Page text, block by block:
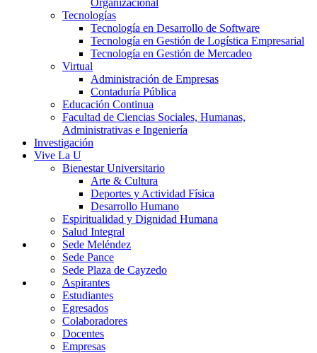
Organizacional
Tecnologías
Tecnología en Desarrollo de Software
Tecnología en Gestión de Logística Empresarial
Tecnología en Gestión de Mercadeo
Virtual
Administración de Empresas
Contaduría Pública
Educación Continua
Facultad de Ciencias Sociales, Humanas,
Administrativas e Ingeniería
Investigación
Vive La U
Bienestar Universitario
Arte & Cultura
Deportes y Actividad Física
Desarrollo Humano
Espiritualidad y Dignidad Humana
Salud Integral
Sede Meléndez
Sede Pance
Sede Plaza de Cayzedo
Aspirantes
Estudiantes
Egresados
Colaboradores
Docentes
Empresas